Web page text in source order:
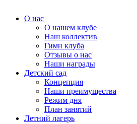
О нас
О нашем клубе
Наш коллектив
Гимн клуба
Отзывы о нас
Наши награды
Детский сад
Концепция
Наши преимущества
Режим дня
План занятий
Летний лагерь